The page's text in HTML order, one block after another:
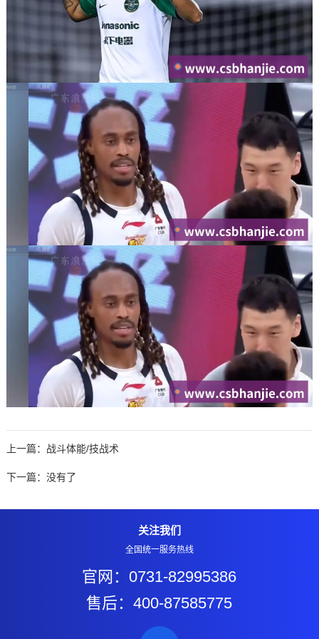
上一篇： 战斗体能/技战术
下一篇：没有了
关注我们
全国统一服务热线
官网：0731-82995386
售后：400-87585775